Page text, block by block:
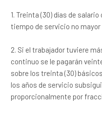
¿A cuánto asciende la
hasta 10 años? "
¿Bajo qué circunstancias
¿Qué es el despido sin
1. Treinta (30) días de
tiempo de servicio no mayor
2. Si el trabajador tuviere
continuo se le pagarán
sobre los treinta (30)
los años de servicio
proporcionalmente por